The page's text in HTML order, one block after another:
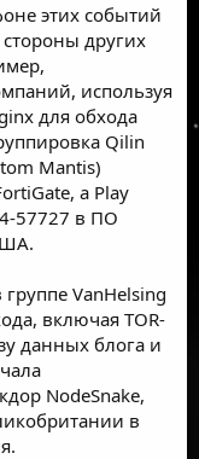
этих событий
стороны других
используя
для обхода
Qilin
Mantis)
а Play
57727 в ПО
группе VanHelsing
включая TOR-
данных блога и
NodeSnake,
в